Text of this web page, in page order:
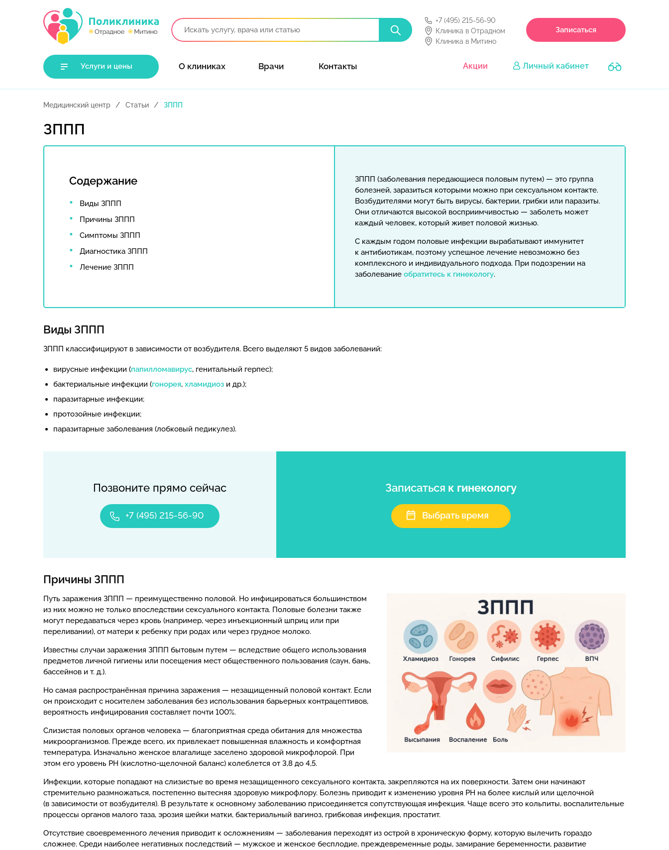
+7 (495) 215-56-90
Клиника в Отрадном
Клиника в Митино
Записаться
Услуги и цены О клиниках Врачи Контакты Акции Личный кабинет
Медицинский центр Статьи ЗППП
ЗППП
Содержание
Виды ЗППП
Причины ЗППП
Симптомы ЗППП
Диагностика ЗППП
Лечение ЗППП
ЗППП (заболевания передающиеся половым путем) — это группа
болезней, заразиться которыми можно при сексуальном контакте.
Возбудителями могут быть вирусы, бактерии, грибки или паразиты.
Они отличаются высокой восприимчивостью — заболеть может
каждый человек, который живет половой жизнью.
С каждым годом половые инфекции вырабатывают иммунитет
к антибиотикам, поэтому успешное лечение невозможно без
комплексного и индивидуального подхода. При подозрении на
заболеваниеобратитесь к гинекологу.
Виды ЗППП
ЗППП классифицируют в зависимости от возбудителя. Всего выделяют 5 видов заболеваний:
вирусные инфекции (папилломавирус, генитальный герпес);
бактериальные инфекции (гонорея, хламидиоз и др.);
паразитарные инфекции;
протозойные инфекции;
паразитарные заболевания (лобковый педикулез).
Позвоните прямо сейчас
+7 (495) 215-56-90
Записаться к гинекологу
Выбрать время
Причины ЗППП
Путь заражения ЗППП — преимущественно половой. Но инфицироваться большинством
из них можно не только впоследствии сексуального контакта. Половые болезни также
могут передаваться через кровь (например, через инъекционный шприц или при
переливании), от матери к ребенку при родах или через грудное молоко.
Известны случаи заражения ЗППП бытовым путем — вследствие общего использования
предметов личной гигиены или посещения мест общественного пользования (саун, бань,
бассейнов и т. д.).
Но самая распространённая причина заражения — незащищенный половой контакт. Если
он происходит с носителем заболевания без использования барьерных контрацептивов,
вероятность инфицирования составляет почти 100%.
Слизистая половых органов человека — благоприятная среда обитания для множества
микроорганизмов. Прежде всего, их привлекает повышенная влажность и комфортная
температура. Изначально женское влагалище заселено здоровой микрофлорой. При
этом его уровень PH (кислотно-щелочной баланс) колеблется от 3,8 до 4,5.
Инфекции, которые попадают на слизистые во время незащищенного сексуального контакта, закрепляются на их поверхности. Затем они начинают
стремительно размножаться, постепенно вытесняя здоровую микрофлору. Болезнь приводит к изменению уровня РН на более кислый или щелочной
(в зависимости от возбудителя). В результате к основному заболеванию присоединяется сопутствующая инфекция. Чаще всего это кольпиты, воспалительные
процессы органов малого таза, эрозия шейки матки, бактериальный вагиноз, грибковая инфекция, простатит.
Отсутствие своевременного лечения приводит к осложнениям — заболевания переходят из острой в хроническую форму, которую вылечить гораздо
сложнее. Среди наиболее негативных последствий — мужское и женское бесплодие, преждевременные роды, замирание беременности, развитие